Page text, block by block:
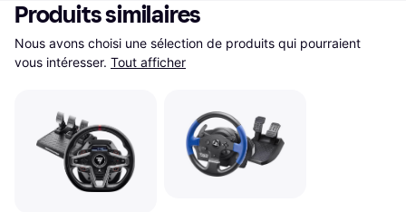
Produits similaires
Nous avons choisi une sélection de produits qui pourraient
vous intéresser. Tout afficher